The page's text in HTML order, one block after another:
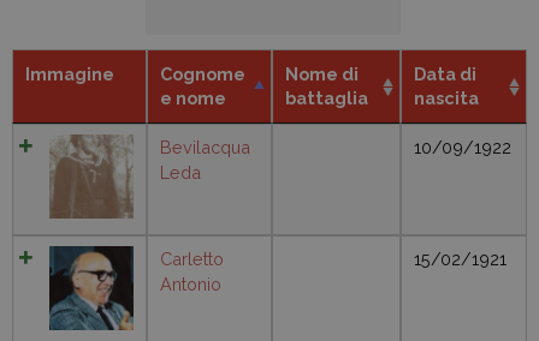
Immagine
Cognome
e nome
Nome di
battaglia
Data di
nascita
Bevilacqua
Leda
10/09/1922
Carletto
Antonio
15/02/1921